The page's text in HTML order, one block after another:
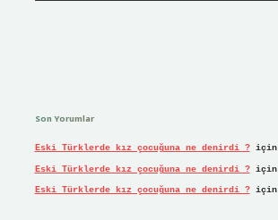
Son Yorumlar
Eski Türklerde kız çocuğuna ne denirdi ?için
Eski Türklerde kız çocuğuna ne denirdi ?için
Eski Türklerde kız çocuğuna ne denirdi ?için